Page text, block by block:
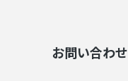
お問い合わせ